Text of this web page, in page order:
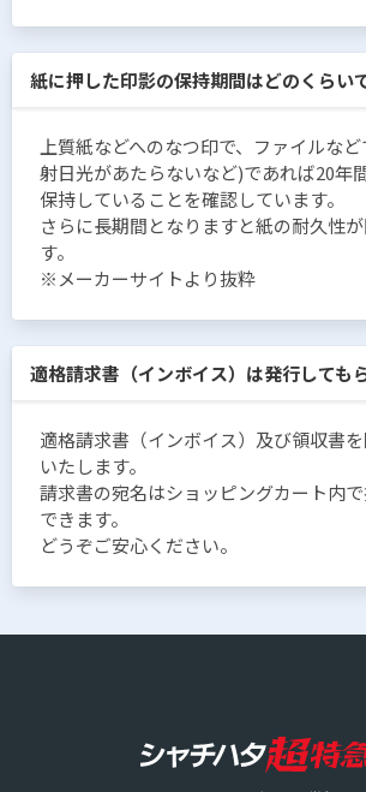
紙に押した印影の保持期間はどのくらい
上質紙などへのなつ印で、ファイルな
射日光があたらないなど)であれば20年
保持していることを確認しています。
さらに長期間となりますと紙の耐久性
す。
※メーカーサイトより抜粋
適格請求書（インボイス）は発行しても
適格請求書（インボイス）及び領収書
いたします。
請求書の宛名はショッピングカート内
できます。
どうぞご安心ください。